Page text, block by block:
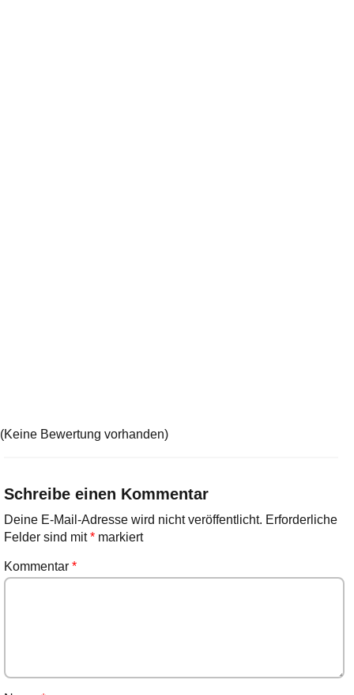
(Keine Bewertung vorhanden)
Schreibe einen Kommentar
Deine E-Mail-Adresse wird nicht veröffentlicht. Erforderliche
Felder sind mit*markiert
Kommentar *